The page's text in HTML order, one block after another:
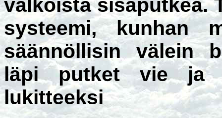
valkoista sisäputkea.
systeemi, kunhan
säännöllisin välein
läpi putket vie ja
lukitteeksi